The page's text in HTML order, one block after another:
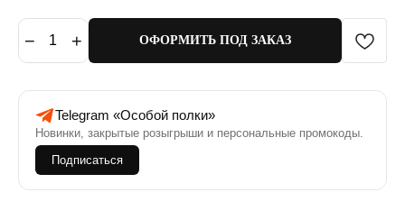
− 1 + ОФОРМИТЬ ПОД ЗАКАЗ
Telegram «Особой полки»
Новинки, закрытые розыгрыши и персональные промокоды.
Подписаться